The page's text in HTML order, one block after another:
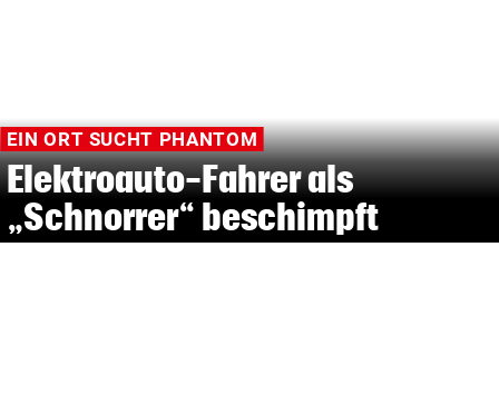
EIN ORT SUCHT PHANTOM
Elektroauto-Fahrer als
„Schnorrer“ beschimpft